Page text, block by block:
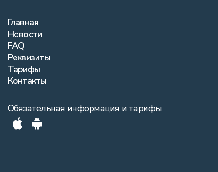
Главная
Новости
FAQ
Реквизиты
Тарифы
Контакты
Обязательная информация и тарифы